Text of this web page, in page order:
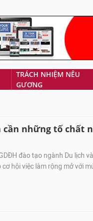
TRÁCH NHIỆM NÊU
GƯƠNG
những tố chất
đào tạo ngành Du lịch
hội việc làm rộng mở với